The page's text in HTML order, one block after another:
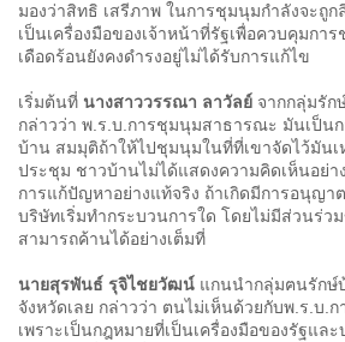
มองว่าสิทธิ เสรีภาพ ในการชุมนุมกำลังจะถู
เป็นเครื่องมือของเจ้าหน้าที่รัฐเพื่อควบคุมก
เดือดร้อนยังคงดำรงอยู่ไม่ได้รับการแก้ไข
เริ่มต้นที่ นางสาววรรณา ลาวัลย์ จากกลุ่มรัก
กล่าวว่า พ.ร.บ.การชุมนุมสาธารณะ มันเป็น
บ้าน สมมุติถ้าให้ไปชุมนุมในที่ที่เขาจัดไว้มันเ
ประชุม ชาวบ้านไม่ได้แสดงความคิดเห็นอย่า
การแก้ปัญหาอย่างแท้จริง ถ้าเกิดมีการอนุญา
บริษัทเริ่มทำกระบวนการใด โดยไม่มีส่วนร่ว
สามารถค้านได้อย่างเต็มที่
นายสุรพันธ์ รุจิไชยวัฒน์ แกนนำกลุ่มฅนรักษ์
จังหวัดเลย กล่าวว่า ตนไม่เห็นด้วยกับพ.ร.บ.
เพราะเป็นกฎหมายที่เป็นเครื่องมือของรัฐแล